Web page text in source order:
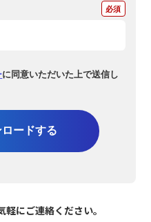
に同意いただいた上で送信し
ードする
にご連絡ください。